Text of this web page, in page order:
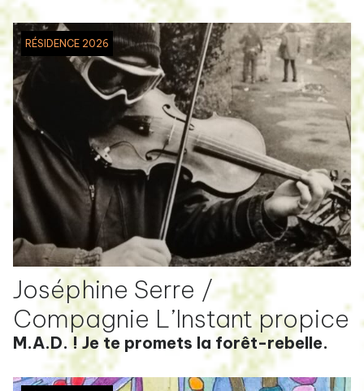
RÉSIDENCE 2026
Joséphine Serre /
Compagnie L’Instant propice
M.A.D. ! Je te promets la forêt-rebelle.